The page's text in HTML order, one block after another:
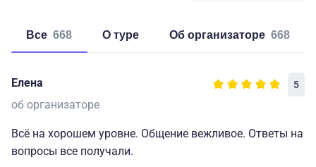
Все 668 о туре об организаторе 668
Елена 5
об организаторе
Всё на хорошем уровне. Общение вежливое. Ответы на
вопросы все получали.